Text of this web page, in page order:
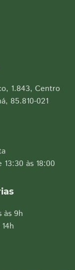
1.843, Centro
85.810-021
13:30 às 18:00
às 9h